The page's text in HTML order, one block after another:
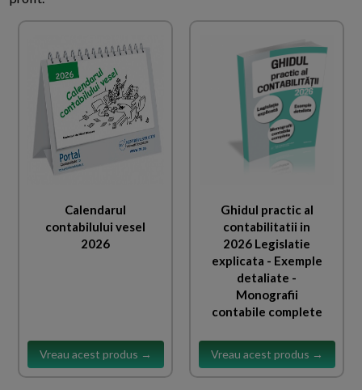
Calendarul
contabilului vesel
2026
Vreau acest produs →
Ghidul practic al
contabilitatii in
2026 Legislatie
explicata - Exemple
detaliate -
Monografii
contabile complete
Vreau acest produs →